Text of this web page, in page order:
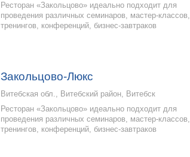
Ресторан «Закольцово» идеально подходит для
проведения различных семинаров, мастер-классов,
тренингов, конференций, бизнес-завтраков
Закольцово-Люкс
Витебская обл., Витебский район, Витебск
Ресторан «Закольцово» идеально подходит для
проведения различных семинаров, мастер-классов,
тренингов, конференций, бизнес-завтраков